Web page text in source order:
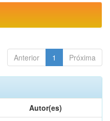
Anterior 1 Próxima
Autor(es)